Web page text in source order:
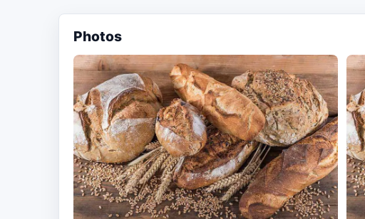
Photos